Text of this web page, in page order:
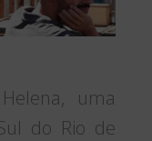
uma
do Rio de